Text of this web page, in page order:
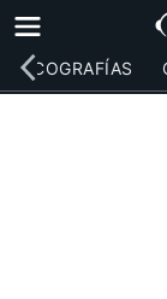
DISCOGRAFÍAS